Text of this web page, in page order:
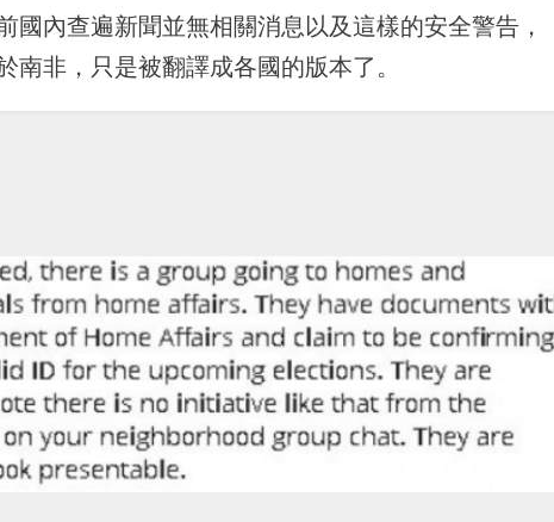
國內查遍新聞並無相關消息以及這樣的安全警告，
南非，只是被翻譯成各國的版本了。